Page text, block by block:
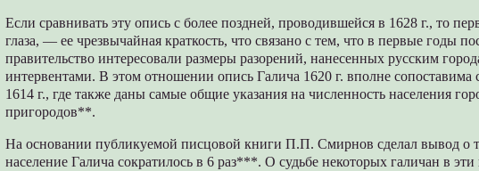
Если сравнивать эту опись с более поздней, проводившейся в 1628 г., то
глаза, — ее чрезвычайная краткость, что связано с тем, что в первые годы
правительство интересовали размеры разорений, нанесенных русским
интервентами. В этом отношении опись Галича 1620 г. вполне
1614 г., где также даны самые общие указания на численность населения
пригородов**.
На основании публикуемой писцовой книги П.П. Смирнов сделал вывод о
население Галича сократилось в 6 раз***. О судьбе некоторых галичан в